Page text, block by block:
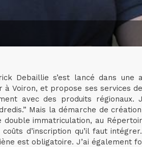
Debaillie s’est lancé dans
Voiron, et propose ses services
avec des produits
Mais la démarche de
immatriculation, au
d’inscription qu’il faut
est obligatoire. J’ai également